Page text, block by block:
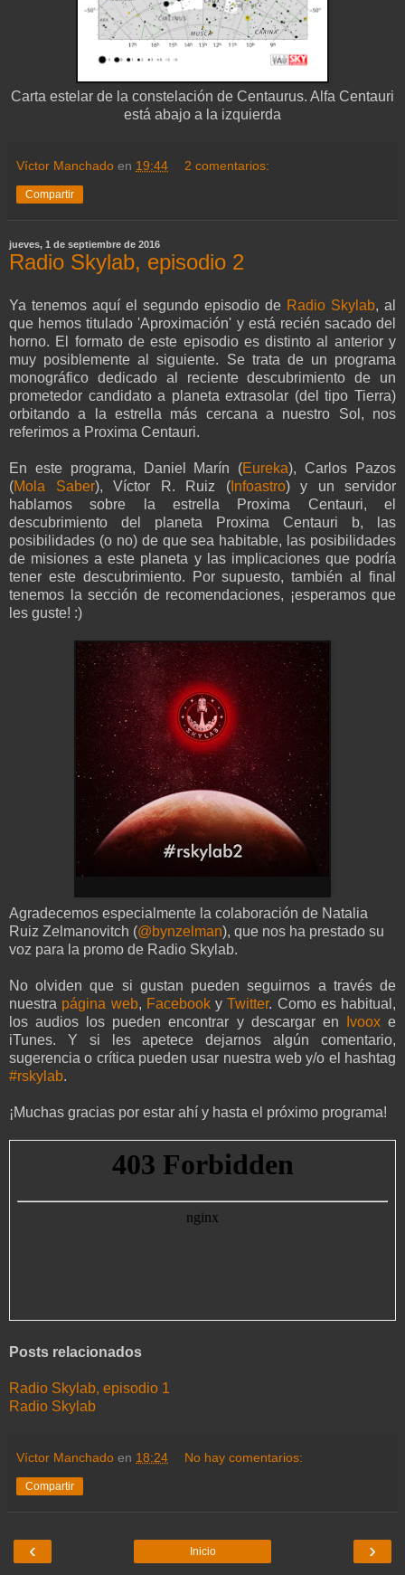
Carta estelar de la constelación de Centaurus. Alfa Centauri
está abajo a la izquierda
Víctor Manchado en 19:44 2 comentarios:
Compartir
jueves, 1 de septiembre de 2016
Radio Skylab, episodio 2
Ya tenemos aquí el segundo episodio de Radio Skylab, al
que hemos titulado 'Aproximación' y está recién sacado del
horno. El formato de este episodio es distinto al anterior y
muy posiblemente al siguiente. Se trata de un programa
monográfico dedicado al reciente descubrimiento de un
prometedor candidato a planeta extrasolar (del tipo Tierra)
orbitando a la estrella más cercana a nuestro Sol, nos
referimos a Proxima Centauri.
En este programa, Daniel Marín (Eureka), Carlos Pazos
(Mola Saber), Víctor R. Ruiz (Infoastro) y un servidor
hablamos sobre la estrella Proxima Centauri, el
descubrimiento del planeta Proxima Centauri b, las
posibilidades (o no) de que sea habitable, las posibilidades
de misiones a este planeta y las implicaciones que podría
tener este descubrimiento. Por supuesto, también al final
tenemos la sección de recomendaciones, ¡esperamos que
les guste! :)
Agradecemos especialmente la colaboración de Natalia
Ruiz Zelmanovitch (@bynzelman), que nos ha prestado su
voz para la promo de Radio Skylab.
No olviden que si gustan pueden seguirnos a través de
nuestra página web, FacebookyTwitter. Como es habitual,
los audios los pueden encontrar y descargar en
Ivooxe
iTunes. Y si les apetece dejarnos algún comentario,
sugerencia o crítica pueden usar nuestra web y/o el hashtag
#rskylab.
¡Muchas gracias por estar ahí y hasta el próximo programa!
Posts relacionados
Radio Skylab, episodio 1
Radio Skylab
Víctor Manchado en 18:24 No hay comentarios:
Compartir
‹ ›
Inicio